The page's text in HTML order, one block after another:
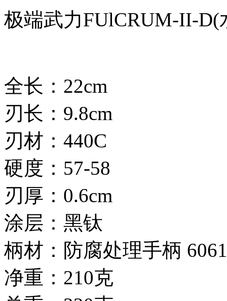
极端武力FUlCRUM-II-D(
全长：22cm
刃长：9.8cm
刃材：440C
硬度：57-58
刃厚：0.6cm
涂层：黑钛
柄材：防腐处理手柄
净重：210克